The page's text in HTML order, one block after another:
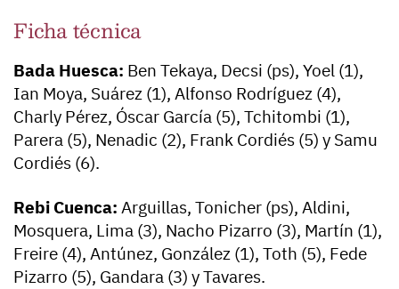
Ficha técnica
Bada Huesca: Ben Tekaya, Decsi (ps), Yoel (1),
Ian Moya, Suárez (1), Alfonso Rodríguez (4),
Charly Pérez, Óscar García (5), Tchitombi (1),
Parera (5), Nenadic (2), Frank Cordiés (5) y Samu
Cordiés (6).
Rebi Cuenca: Arguillas, Tonicher (ps), Aldini,
Mosquera, Lima (3), Nacho Pizarro (3), Martín (1),
Freire (4), Antúnez, González (1), Toth (5), Fede
Pizarro (5), Gandara (3) y Tavares.